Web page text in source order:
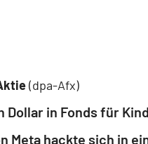
(dpa-Afx)
Dollar in Fonds für